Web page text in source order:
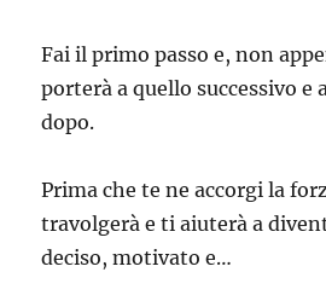
Fai il primo passo e, non
porterà a quello successivo e
dopo.
Prima che te ne accorgi la
travolgerà e ti aiuterà a
deciso, motivato e…